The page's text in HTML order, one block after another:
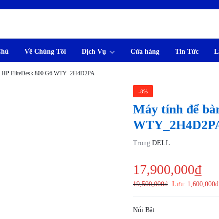
Về Chúng Tôi Dịch Vụ Cửa hàng Tin Tức
HP EliteDesk 800 G6 WTY_2H4D2PA
-8%
Máy tính để
TrongDELL
17,900,000₫
19,500,000₫ Lưu: 1,600,000₫
Nổi Bật